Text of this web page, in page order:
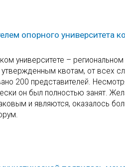
опорного университета
университете –
квотам, от всех
200 представителей.
он был полностью занят.
и являются, оказалось